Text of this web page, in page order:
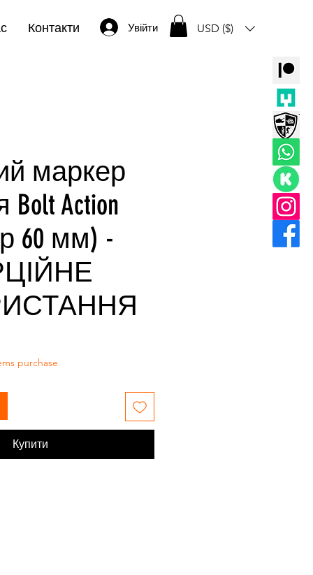
Контакти Увійти USD ($)
маркер
Action
60 мм) -
purchase
Купити